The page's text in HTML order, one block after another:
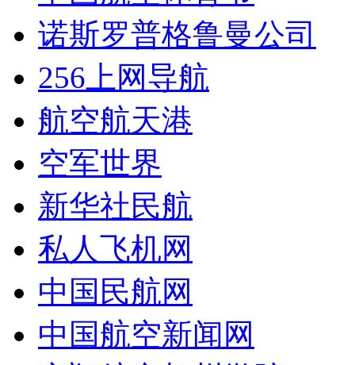
诺斯罗普格鲁曼公司
256上网导航
航空航天港
空军世界
新华社民航
私人飞机网
中国民航网
中国航空新闻网